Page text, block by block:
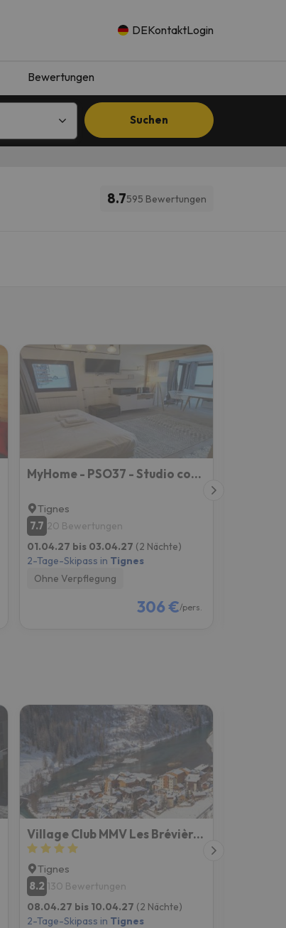
DEKontaktLogin
Bewertungen
Suchen
8.7595 Bewertungen
MyHome - PSO37 - Studio cosy 4 pax Val Claret
Tignes
7.7 20 Bewertungen
01.04.27 bis 03.04.27 (2 Nächte)
2-Tage-Skipass in Tignes
Ohne Verpflegung
306 €/pers.
Village Club MMV Les Brévières
Tignes
8.2 130 Bewertungen
08.04.27 bis 10.04.27 (2 Nächte)
2-Tage-Skipass in Tignes